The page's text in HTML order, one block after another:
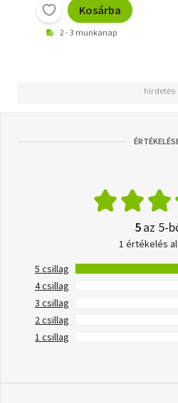
Kosárba
2 - 3 munkanap
5az 5-
1 értékelés
5 csillag
4 csillag
3 csillag
2 csillag
1 csillag